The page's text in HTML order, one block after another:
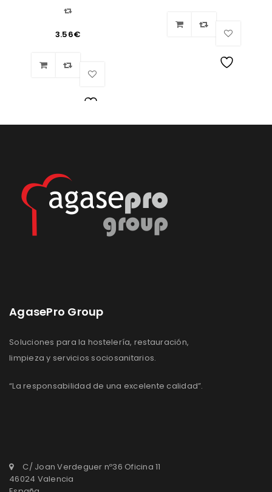
3.56€
Lista
AgasePro Group
Soluciones para la hostelería, restauración,
limpieza y servicios sociosanitarios.
“La responsabilidad de una excelente calidad”.
C/ Joan Verdeguer nº36 Oficina 11
46024 Valencia